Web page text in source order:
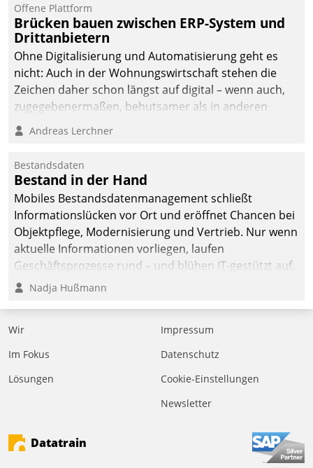
Offene Plattform
Brücken bauen zwischen ERP-System und
Drittanbietern
Ohne Digitalisierung und Automatisierung geht es
nicht: Auch in der Wohnungswirtschaft stehen die
Zeichen daher schon längst auf digital – wenn auch,
zugegebenermaßen, behutsamer als in anderen
Branchen.
Andreas Lerchner
Bestandsdaten
Bestand in der Hand
Mobiles Bestandsdatenmanagement schließt
Informationslücken vor Ort und eröffnet Chancen bei
Objektpflege, Modernisierung und Vertrieb. Nur wenn
aktuelle Informationen vorliegen, laufen
Geschäftsprozesse rund – und blühen IT-gestützt auf.
Nadja Hußmann
Wir
Im Fokus
Lösungen
Impressum
Datenschutz
Cookie-Einstellungen
Newsletter
Datatrain